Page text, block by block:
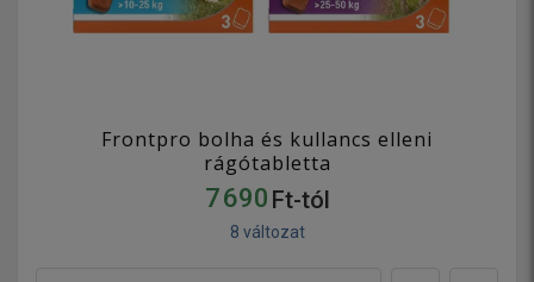
Frontpro bolha és kullancs elleni
rágótabletta
7 690 Ft-tól
8 változat